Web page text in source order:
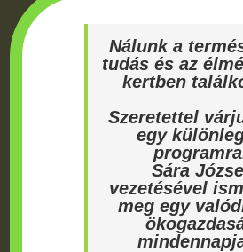
Kínai enyvesmag –
(40/70cm) K5
9 990Ft
Nálunk a
tudás és az
kertben
Szeretettel
egy
Sára
vezetésével
meg egy